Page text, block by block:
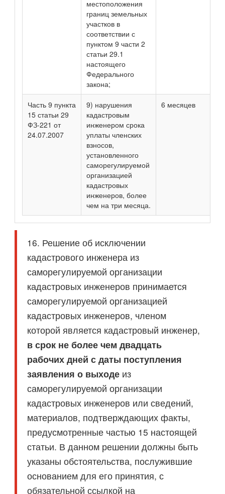
местоположения
границ земельных
участков в
соответствии с
пунктом 9 части 2
статьи 29.1
настоящего
Федерального
закона;
Часть 9 пункта
15 статьи 29
ФЗ-221 от
24.07.2007
9) нарушения
кадастровым
инженером срока
уплаты членских
взносов,
установленного
саморегулируемой
организацией
кадастровых
инженеров, более
чем на три месяца.
6 месяцев
16. Решение об исключении
кадастрового инженера из
саморегулируемой организации
кадастровых инженеров принимается
саморегулируемой организацией
кадастровых инженеров, членом
которой является кадастровый инженер,
в срок не более чем двадцать
рабочих дней с даты поступления
заявления о выходе из
саморегулируемой организации
кадастровых инженеров или сведений,
материалов, подтверждающих факты,
предусмотренные частью 15 настоящей
статьи. В данном решении должны быть
указаны обстоятельства, послужившие
основанием для его принятия, с
обязательной ссылкой на